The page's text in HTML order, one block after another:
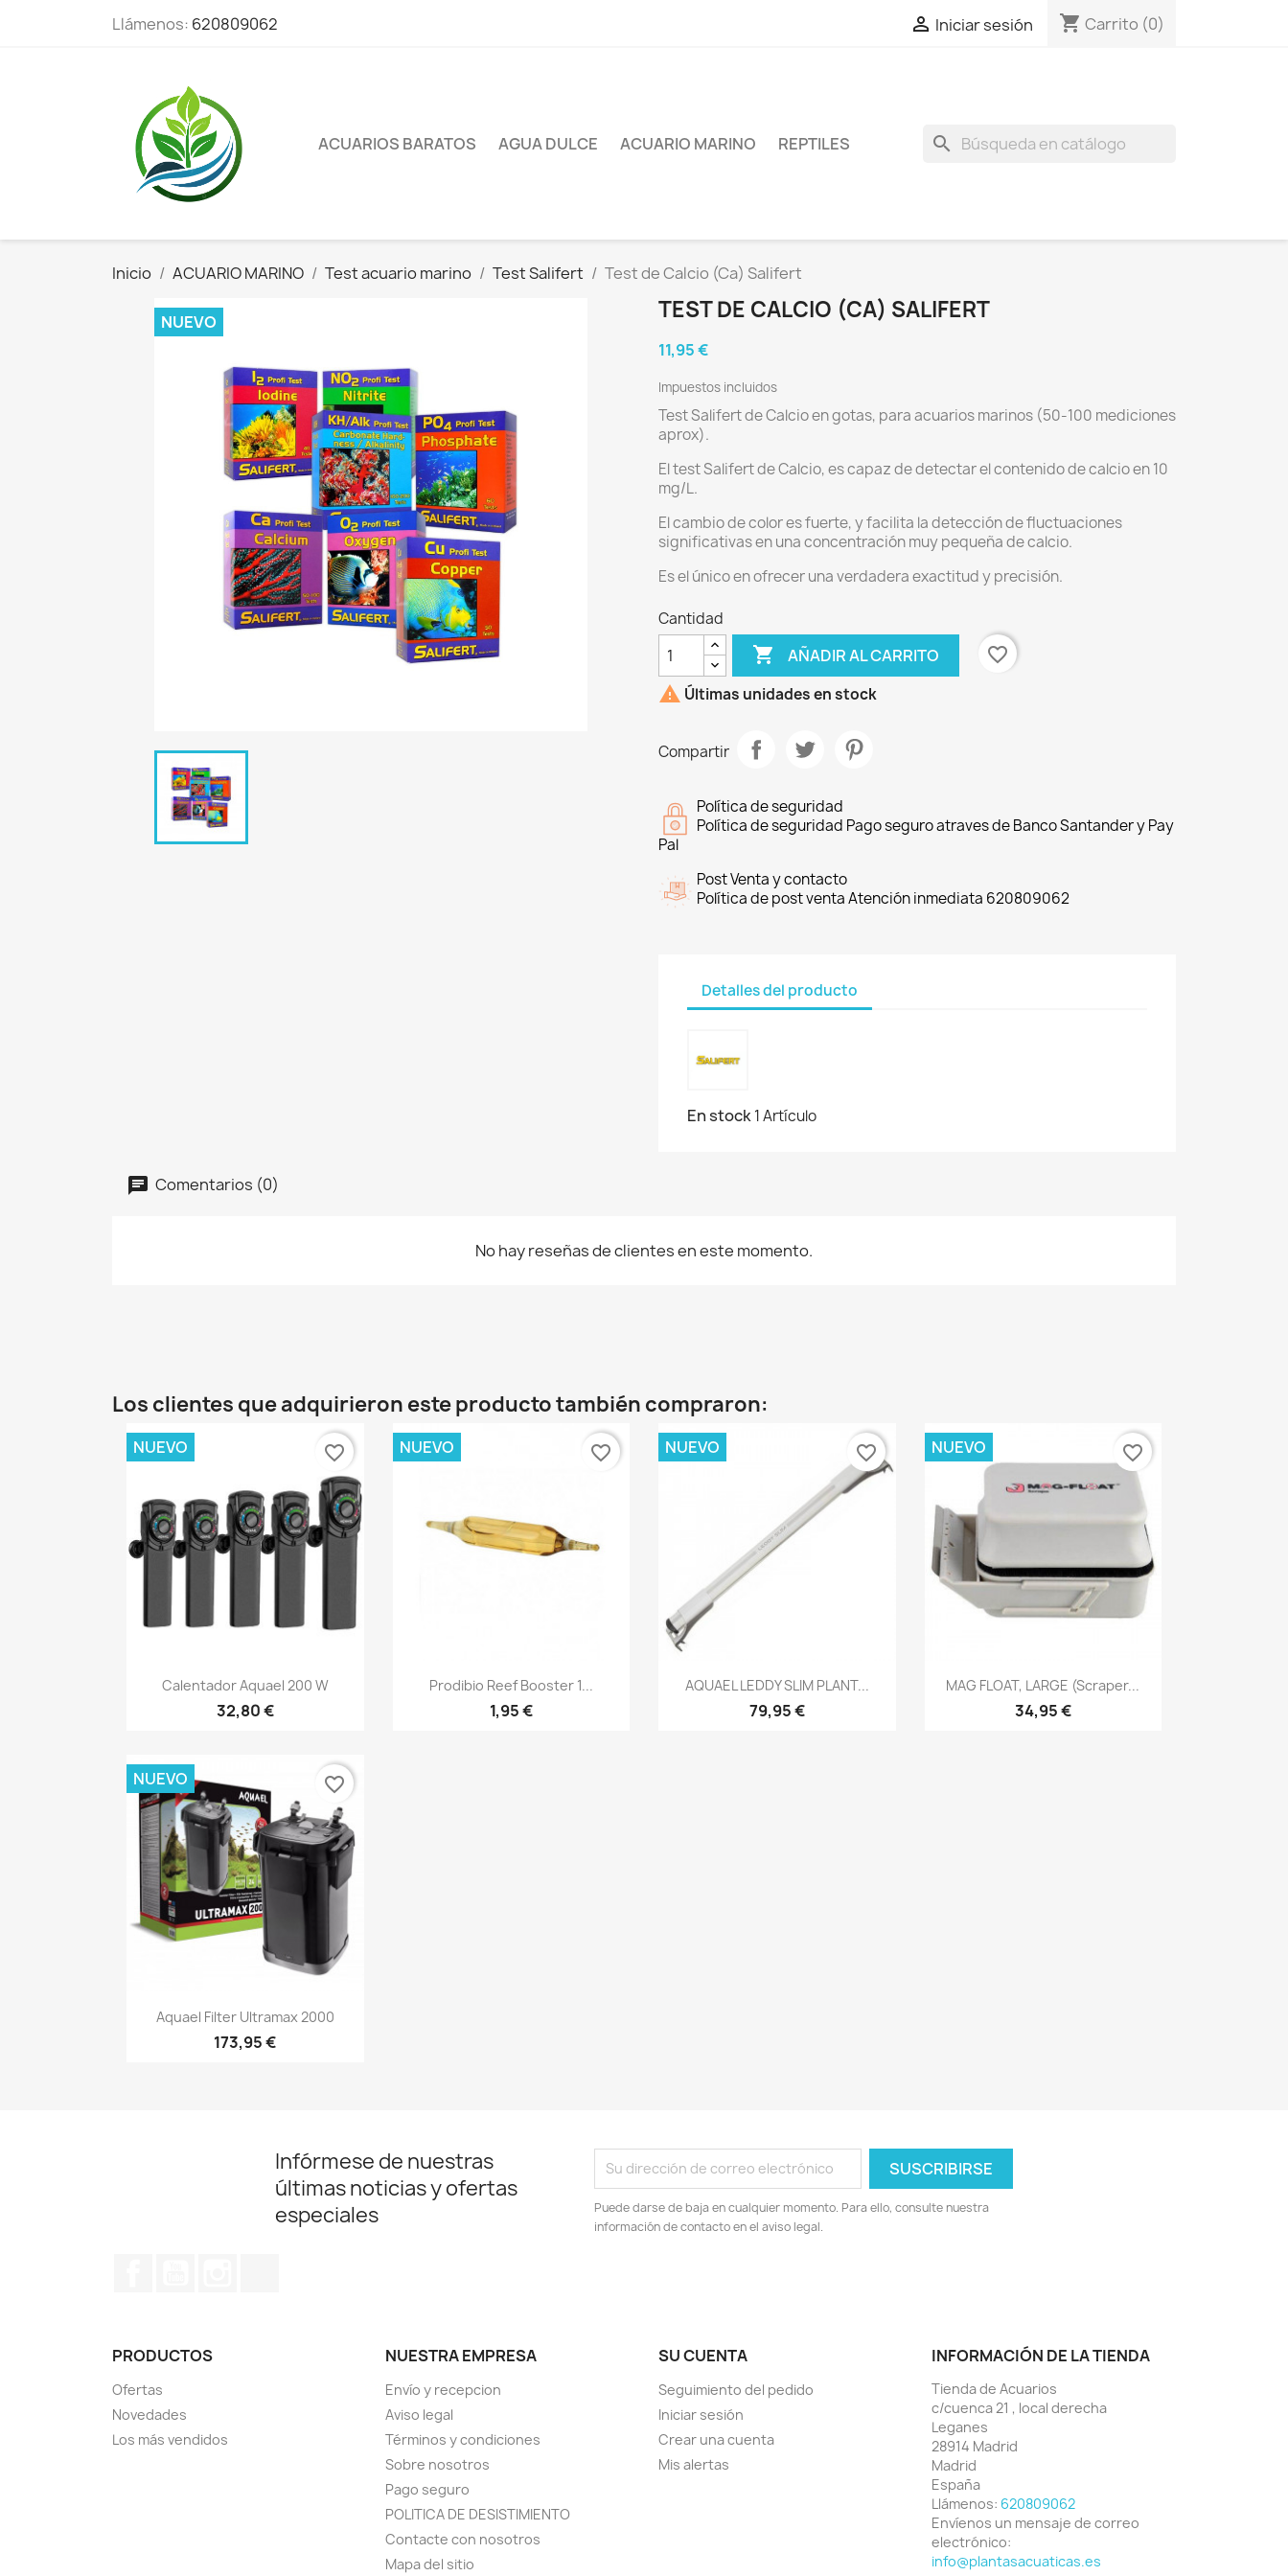
Llámenos: 620809062  Iniciar sesión shopping_cart Carrito (0)
ACUARIOS BARATOS AGUA DULCE ACUARIO MARINO REPTILES search
Inicio ACUARIO MARINO Test acuario marino Test Salifert Test de Calcio (Ca) Salifert
NUEVO TEST DE CALCIO (CA) SALIFERT
11,95 €
Impuestos incluidos
Test Salifert de Calcio en gotas, para acuarios marinos (50-100 mediciones
aprox).
El test Salifert de Calcio, es capaz de detectar el contenido de calcio en 10
mg/L.
El cambio de color es fuerte, y facilita la detección de fluctuaciones
significativas en una concentración muy pequeña de calcio.
Es el único en ofrecer una verdadera exactitud y precisión.
Cantidad
 AÑADIR AL CARRITO
favorite_border
 Últimas unidades en stock
Compartir
Política de seguridad
Política de seguridad Pago seguro atraves de Banco Santander y Pay
Pal
Post Venta y contacto
Política de post venta Atención inmediata 620809062
Detalles del producto
En stock1 Artículo
Comentarios (0)
No hay reseñas de clientes en este momento.
Los clientes que adquirieron este producto también compraron:
Vista rápida
Calentador Aquael 200 W
32,80 €
NUEVO favorite_border
Vista rápida
Prodibio Reef Booster 1...
1,95 €
NUEVO favorite_border
 Vista rápida
AQUAEL LEDDY SLIM PLANT...
79,95 €
NUEVO favorite_border
Vista rápida
MAG FLOAT, LARGE (scraper...
34,95 €
NUEVO favorite_border
Vista rápida
Aquael Filter Ultramax 2000
173,95 €
NUEVO favorite_border
Infórmese de nuestras
últimas noticias y ofertas
especiales
Puede darse de baja en cualquier momento. Para ello, consulte nuestra
información de contacto en el aviso legal.
PRODUCTOS
Ofertas
Novedades
Los más vendidos
NUESTRA EMPRESA
Envío y recepcion
Aviso legal
Términos y condiciones
Sobre nosotros
Pago seguro
POLITICA DE DESISTIMIENTO
Contacte con nosotros
Mapa del sitio
SU CUENTA
Seguimiento del pedido
Iniciar sesión
Crear una cuenta
Mis alertas
INFORMACIÓN DE LA TIENDA
Tienda de Acuarios
c/cuenca 21 , local derecha
Leganes
28914 Madrid
Madrid
España
Llámenos: 620809062
Envíenos un mensaje de correo
electrónico:
info@plantasacuaticas.es